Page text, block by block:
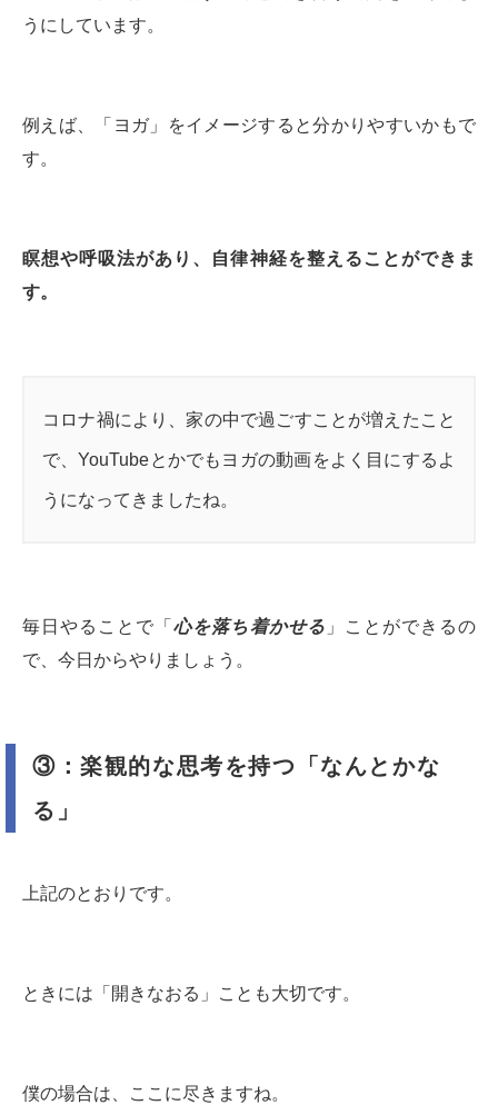
うにしています。
例えば、「ヨガ」をイメージすると分かりやすいかもで
す。
瞑想や呼吸法があり、自律神経を整えることができま
す。
コロナ禍により、家の中で過ごすことが増えたこと
で、YouTubeとかでもヨガの動画をよく目にするよ
うになってきましたね。
毎日やることで「心を落ち着かせる 」ことができるの
で、今日からやりましょう。
③：楽観的な思考を持つ「なんとかな
る」
上記のとおりです。
ときには「開きなおる」ことも大切です。
僕の場合は、ここに尽きますね。